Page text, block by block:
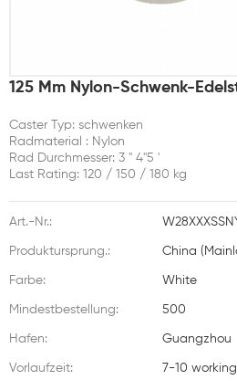
125 Mm Nylon-Schwenk-
Caster Typ: schwenken
Radmaterial : Nylon
Rad Durchmesser: 3 '' 4''5 '
Last Rating: 120 / 150 / 180 kg
Art.-Nr.:
Produktursprung.: China
Farbe: White
Mindestbestellung: 500
Hafen: Guangzhou
Vorlaufzeit: 7-10